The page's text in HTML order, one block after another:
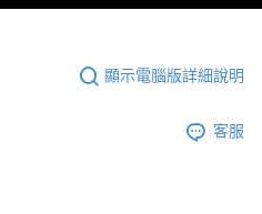
顯示電腦版詳細說明
客服